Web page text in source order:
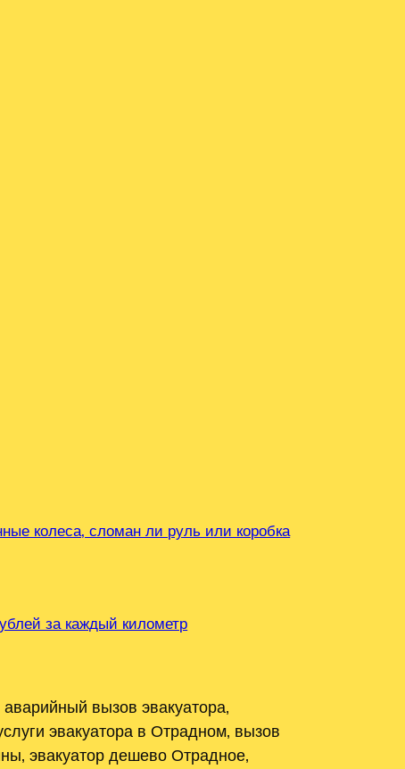
колеса‚ сломан ли руль или коробка
за каждый километр
вызов эвакуатора‚
эвакуатора в Отрадном‚ вызов
эвакуатор дешево Отрадное‚